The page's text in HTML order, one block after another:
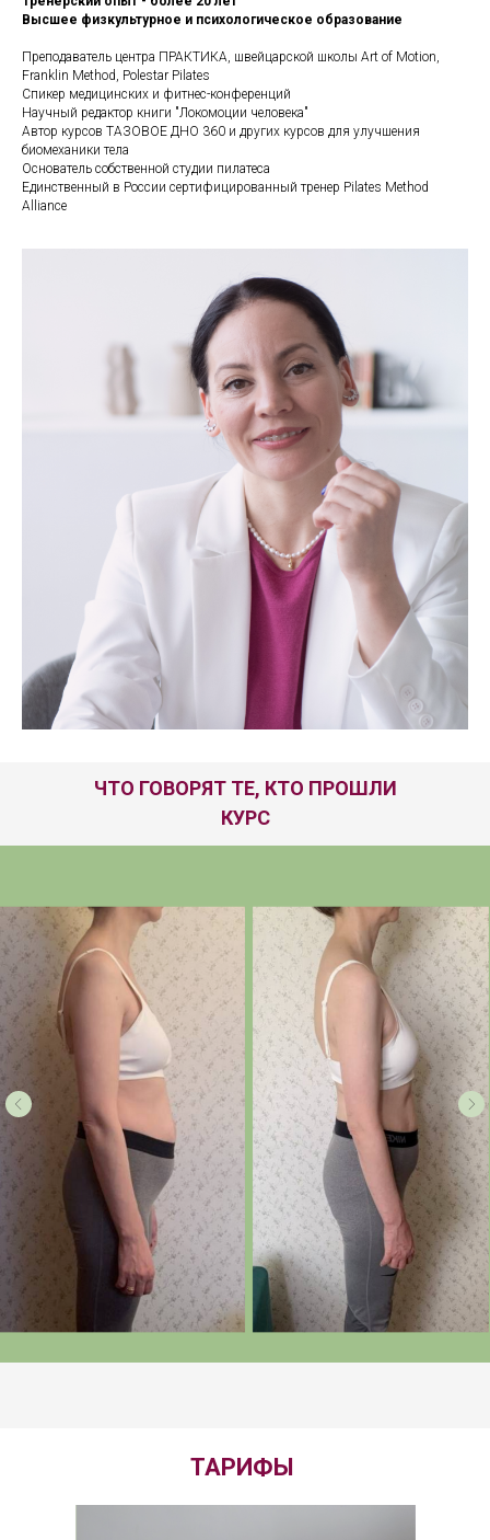
Высшее физкультурное и психологическое образование
Преподаватель центра ПРАКТИКА, швейцарской школы Art of Motion,
Franklin Method, Polestar Pilates
Спикер медицинских и фитнес-конференций
Научный редактор книги "Локомоции человека"
Автор курсов ТАЗОВОЕ ДНО 360 и других курсов для улучшения
биомеханики тела
Основатель собственной студии пилатеса
Единственный в России сертифицированный тренер Pilates Method
Alliance
ЧТО ГОВОРЯТ ТЕ, КТО ПРОШЛИ
КУРС
ТАРИФЫ